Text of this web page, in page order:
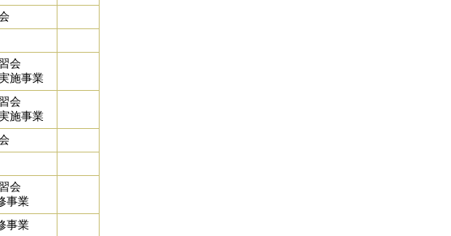
会
施事業
会
施事業
会
事業
事業